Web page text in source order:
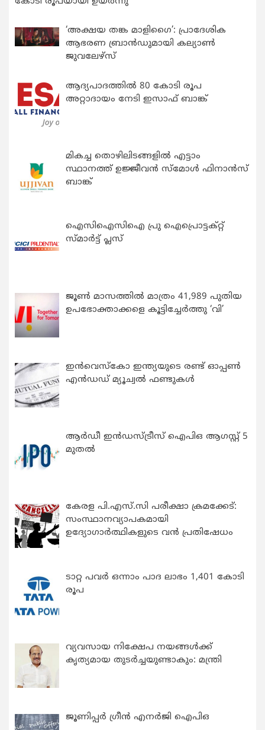
‘അക്ഷയ തങ്ക മാളിഗൈ’: പ്രാദേശിക
ആഭരണ ബ്രാന്‍ഡുമായി കല്യാണ്‍
ജുവലേഴ്‌സ്
ആദ്യപാദത്തിൽ 80 കോടി രൂപ
അറ്റാദായം നേടി ഇസാഫ് ബാങ്ക്
മികച്ച തൊഴിലിടങ്ങളിൽ എട്ടാം
സ്ഥാനത്ത് ഉജ്ജീവൻ സ്മോൾ ഫിനാൻസ്
ബാങ്ക്
ഐസിഐസിഐ പ്രു ഐപ്രൊട്ടക്റ്റ്
സ്മാർട്ട് പ്ലസ്
ജൂൺ മാസത്തിൽ മാത്രം 41,989 പുതിയ
ഉപഭോക്താക്കളെ കൂട്ടിച്ചേർത്തു ‘വി’
ഇന്‍വെസ്കോ ഇന്ത്യയുടെ രണ്ട് ഓപ്പണ്‍
എന്‍ഡഡ് മ്യൂച്വല്‍ ഫണ്ടുകള്‍
ആർഡീ ഇൻഡസ്ട്രീസ് ഐപിഒ ആഗസ്റ്റ് 5
മുതൽ
കേരള പി.എസ്.സി പരീക്ഷാ ക്രമക്കേട്:
സംസ്ഥാനവ്യാപകമായി
ഉദ്യോഗാര്‍ത്ഥികളുടെ വന്‍ പ്രതിഷേധം
ടാറ്റ പവർ ഒന്നാം പാദ ലാഭം 1,401 കോടി
രൂപ
വ്യവസായ നിക്ഷേപ നയങ്ങള്‍ക്ക്
കൃത്യമായ തുടര്‍ച്ചയുണ്ടാകും: മന്ത്രി
ജൂണിപ്പർ ഗ്രീൻ എനർജി ഐപിഒ